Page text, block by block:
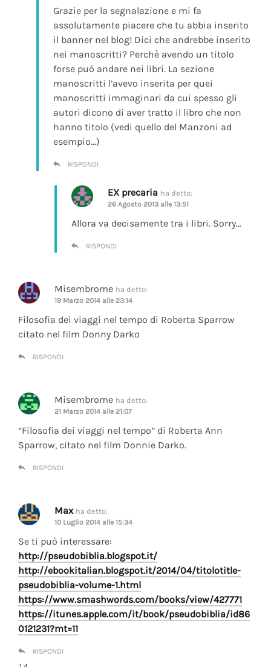
Grazie per la segnalazione e mi fa
assolutamente piacere che tu abbia inserito
il banner nel blog! Dici che andrebbe inserito
nei manoscritti? Perchè avendo un titolo
forse può andare nei libri. La sezione
manoscritti l’avevo inserita per quei
manoscritti immaginari da cui spesso gli
autori dicono di aver tratto il libro che non
hanno titolo (vedi quello del Manzoni ad
esempio…)
RISPONDI
EX precaria ha detto:
26 Agosto 2013 alle 13:51
Allora va decisamente tra i libri. Sorry…
RISPONDI
Misembrome ha detto:
19 Marzo 2014 alle 23:14
Filosofia dei viaggi nel tempo di Roberta Sparrow
citato nel film Donny Darko
RISPONDI
Misembrome ha detto:
21 Marzo 2014 alle 21:07
“Filosofia dei viaggi nel tempo” di Roberta Ann
Sparrow, citato nel film Donnie Darko.
RISPONDI
Max ha detto:
10 Luglio 2014 alle 15:34
Se ti può interessare:
http://pseudobiblia.blogspot.it/
http://ebookitalian.blogspot.it/2014/04/titolotitle-
pseudobiblia-volume-1.html
https://www.smashwords.com/books/view/427771
https://itunes.apple.com/it/book/pseudobiblia/id86
0121231?mt=11
RISPONDI